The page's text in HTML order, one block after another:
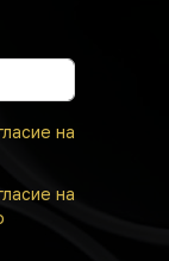
на
на